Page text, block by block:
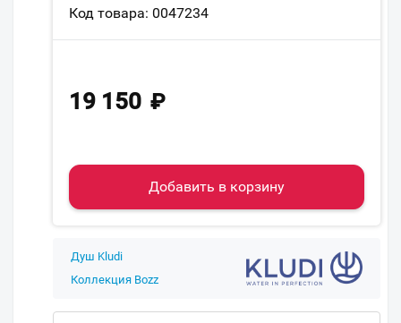
Код товара: 0047234
19 150 ₽
Добавить в корзину
Душ Kludi
Коллекция Bozz